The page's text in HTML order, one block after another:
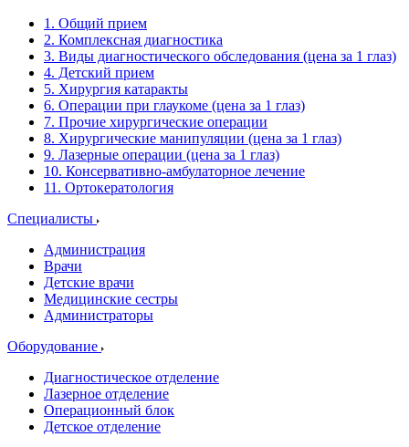
1. Общий прием
2. Комплексная диагностика
3. Виды диагностического обследования (цена за 1 глаз)
4. Детский прием
5. Хирургия катаракты
6. Операции при глаукоме (цена за 1 глаз)
7. Прочие хирургические операции
8. Хирургические манипуляции (цена за 1 глаз)
9. Лазерные операции (цена за 1 глаз)
10. Консервативно-амбулаторное лечение
11. Ортокератология
Специалисты
Администрация
Врачи
Детские врачи
Медицинские сестры
Администраторы
Оборудование
Диагностическое отделение
Лазерное отделение
Операционный блок
Детское отделение